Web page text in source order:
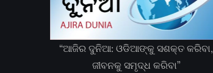
“ଆଜିର ଦୁନିଆ: ଓଡିଆଙ୍କୁ ସଶକ୍ତ କରିବା,
ଜୀବନକୁ ସମୃଦ୍ଧ କରିବା”